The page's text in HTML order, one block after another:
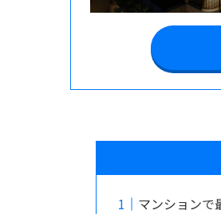
マンションで